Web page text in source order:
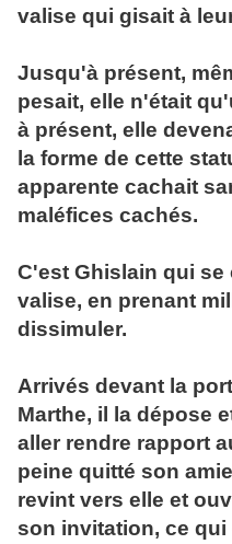
valise qui gisait à
Jusqu'à présent,
pesait, elle n'était
à présent, elle
la forme de cette
apparente cachait
maléfices cachés.
C'est Ghislain qui se
valise, en prenant
dissimuler.
Arrivés devant la
Marthe, il la dépose
aller rendre rapport
peine quitté son
revint vers elle et
son invitation, ce